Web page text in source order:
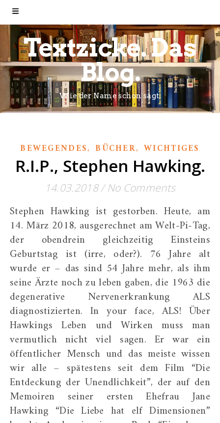
Textzicke. Das
Blog.
Wie der Name schon sagt.
BEWEGENDES,BÜCHER,WICHTIGES
R.I.P., Stephen Hawking.
14.03.2018/ No Comments
Stephen Hawking ist gestorben. Heute, am
14. März 2018, ausgerechnet am Welt-Pi-Tag,
der obendrein gleichzeitig Einsteins
Geburtstag ist (irre, oder?). 76 Jahre alt
wurde er – das sind 54 Jahre mehr, als ihm
seine Ärzte noch zu leben gaben, die 1963 die
degenerative Nervenerkrankung ALS
diagnostizierten. In your face, ALS! Über
Hawkings Leben und Wirken muss man
vermutlich nicht viel sagen. Er war ein
öffentlicher Mensch und das meiste wissen
wir alle – spätestens seit dem Film “Die
Entdeckung der Unendlichkeit”, der auf den
Memoiren seiner ersten Ehefrau Jane
Hawking “Die Liebe hat elf Dimensionen”